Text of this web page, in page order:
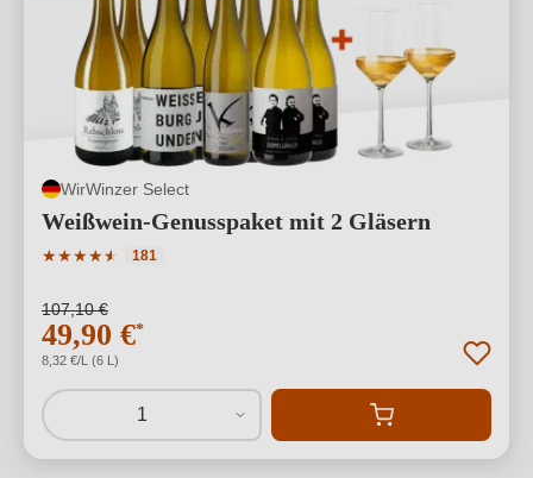
WirWinzer Select
Weißwein-Genusspaket mit 2 Gläsern
★★★★★
★
Durchschnittliche Bewertung von 4.91 von 5 Sternen
181
107,10 €
49,90 €*
8,32 €/L (6 L)
1